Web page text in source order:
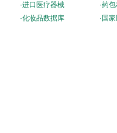
·进口医疗器械 ·药
·化妆品数据库 · 国